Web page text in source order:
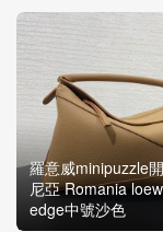
羅意威minipuzzle
尼亞 Romania
edge中號沙色